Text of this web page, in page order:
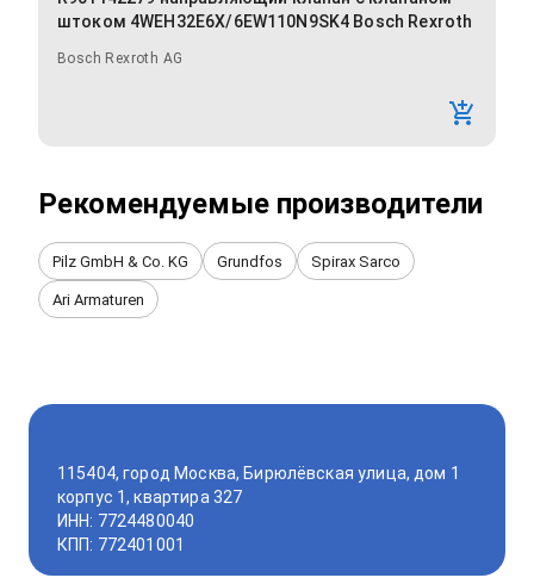
штоком 4WEH32E6X/6EW110N9SK4 Bosch Rexroth
Bosch Rexroth AG
Рекомендуемые производители
Pilz GmbH & Co. KG Grundfos Spirax Sarco
Ari Armaturen
115404, город Москва, Бирюлёвская улица, дом 1
корпус 1, квартира 327
ИНН: 7724480040
КПП: 772401001